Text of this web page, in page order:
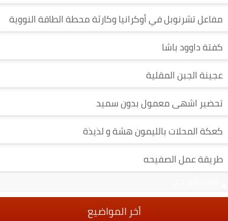
مفاعل تشرنوبل في أوكرانيا وكارثة محطة الطاقة النووية
كفتة داوود باشا
عجينة الجبن المقلية
تحضير اشهى معمول بدون سميد
كعكة المحلات بالليمون هشة و لذيذة
طريقة عمل الصفيحه
أخر المواضيع